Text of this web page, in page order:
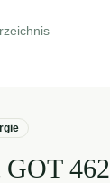
GOT 462